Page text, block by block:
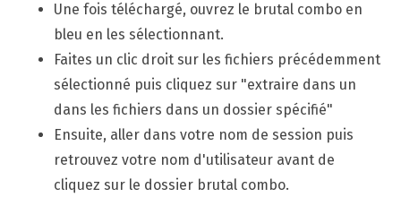
Une fois téléchargé, ouvrez le brutal combo en
bleu en les sélectionnant.
Faites un clic droit sur les fichiers précédemment
sélectionné puis cliquez sur "extraire dans un
dans les fichiers dans un dossier spécifié"
Ensuite, aller dans votre nom de session puis
retrouvez votre nom d'utilisateur avant de
cliquez sur le dossier brutal combo.